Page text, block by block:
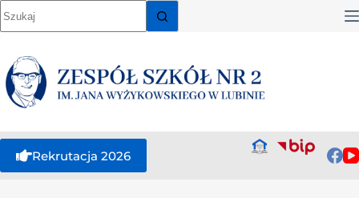
Rekrutacja 2026